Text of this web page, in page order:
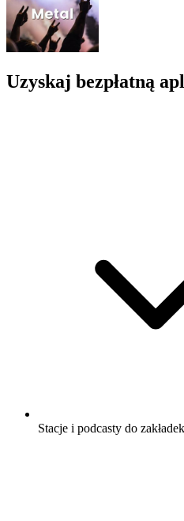
Uzyskaj bezpłatną
Stacje i podcasty do zakładek